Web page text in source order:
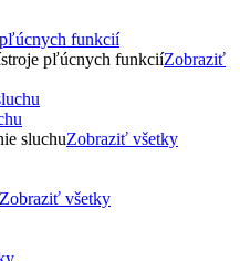
funkcií
pľúcnych funkciíZobraziť
sluchuZobraziť všetky
Zobraziť všetky